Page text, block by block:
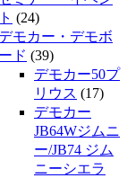
ト (24)
デモカー・デモボ
ード (39)
デモカー50プ
リウス (17)
デモカー
JB64Wジムニ
ー/JB74 ジム
ニーシエラ